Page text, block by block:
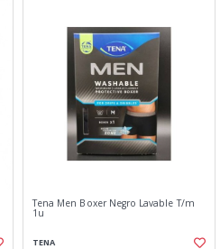
Tena Men Boxer Negro Lavable T/m
1u
TENA